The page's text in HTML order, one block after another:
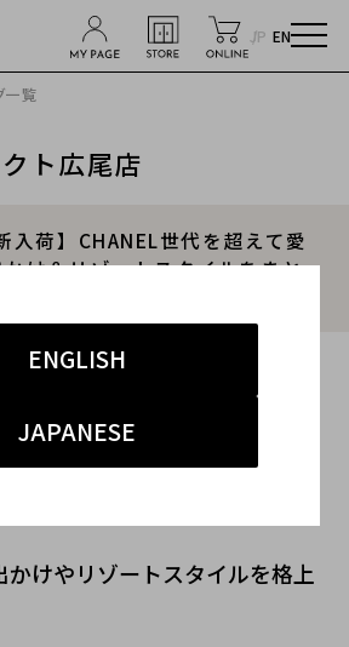
JP EN
ENGLISH
JAPANESE
一覧
ト広尾店
入荷】CHANEL世代を超えて愛
け＆リゾートスタイルをまと
けやリゾートスタイルを格上